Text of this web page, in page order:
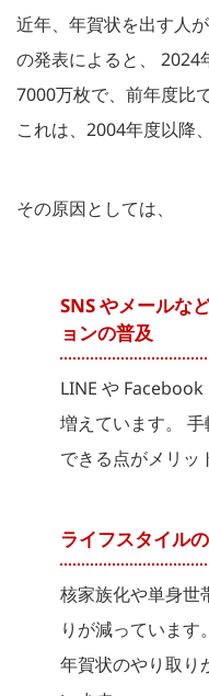
近年、年賀状を出す人
の発表によると、 2024
7000万枚で、前年度比
これは、2004年度以降
その原因としては、
SNS やメールな
ョンの普及
LINE や
増えています。
できる点がメリッ
ライフスタイル
核家族化や単身世
りが減っています
年賀状のやり取り